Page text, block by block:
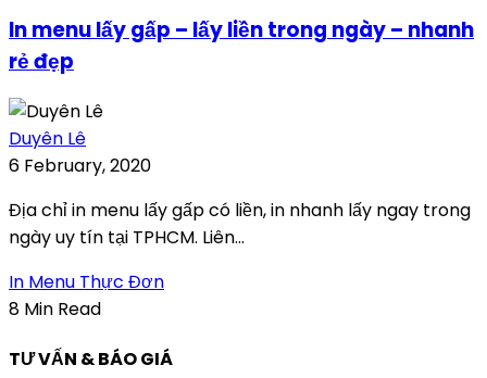
In menu lấy gấp – lấy liền trong ngày – nhanh
rẻ đẹp
Duyên Lê
6 February, 2020
Địa chỉ in menu lấy gấp có liền, in nhanh lấy ngay trong
ngày uy tín tại TPHCM. Liên...
In Menu Thực Đơn
8 Min Read
TƯ VẤN & BÁO GIÁ